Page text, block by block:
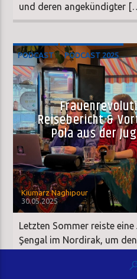
und deren angekündigter
PODCAST PODCAST 2025
Reisebericht &
Pola aus der
Kiumarz Naghipour
30.05.2025
Letzten Sommer reiste
Şengal im Nordirak, um
am Mittwoch in Hannover